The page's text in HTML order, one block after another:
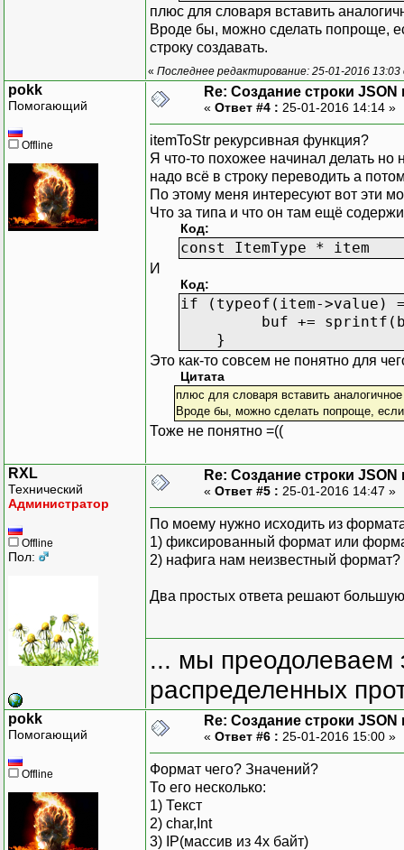
плюс для словаря вставить
Вроде бы, можно сделать попроще,
строку создавать.
« Последнее редактирование: 25-01-2016
pokk
Помогающий
Offline
Re: Создание строки JSON
« Ответ #4 : 25-01-2016 14:14 »
itemToStr рекурсивная функция?
Я что-то похожее начинал делать
надо всё в строку переводить а
По этому меня интересуют вот эти
Что за типа и что он там ещё
Код:
const ItemType * item
И
Код:
if (typeof(item->value)
buf += sprintf(buf,
}
Это как-то совсем не понятно для
Цитата
плюс для словаря вставить
Вроде бы, можно сделать попроще,
Тоже не понятно =((
RXL
Технический
Администратор
Offline
Пол:
Re: Создание строки JSON
« Ответ #5 : 25-01-2016 14:47 »
По моему нужно исходить из
1) фиксированный формат или
2) нафига нам неизвестный формат?
Два простых ответа решают
... мы преодолеваем
распределенных
pokk
Помогающий
Offline
Re: Создание строки JSON
« Ответ #6 : 25-01-2016 15:00 »
Формат чего? Значений?
То его несколько:
1) Текст
2) char,Int
3) IP(массив из 4х байт)